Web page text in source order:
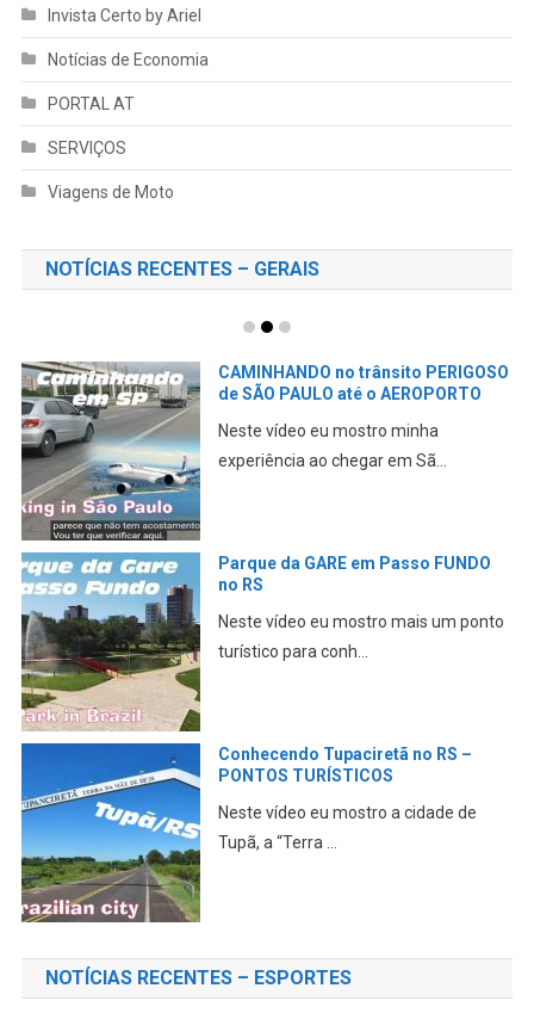
Invista Certo by Ariel
Notícias de Economia
PORTAL AT
SERVIÇOS
Viagens de Moto
NOTÍCIAS RECENTES – GERAIS
CAMINHANDO no trânsito PERIGOSO
de SÃO PAULO até o AEROPORTO
Neste vídeo eu mostro minha
experiência ao chegar em Sã...
Parque da GARE em Passo FUNDO
no RS
Neste vídeo eu mostro mais um ponto
turístico para conh...
Conhecendo Tupaciretã no RS –
PONTOS TURÍSTICOS
Neste vídeo eu mostro a cidade de
Tupã, a “Terra ...
NOTÍCIAS RECENTES – ESPORTES